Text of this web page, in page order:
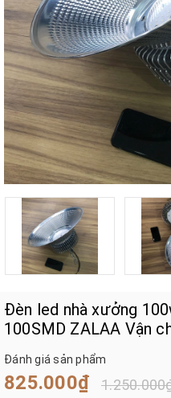
Đèn led nhà xưởng
100SMD ZALAA Vận
Đánh giá sản phẩm
825.000₫